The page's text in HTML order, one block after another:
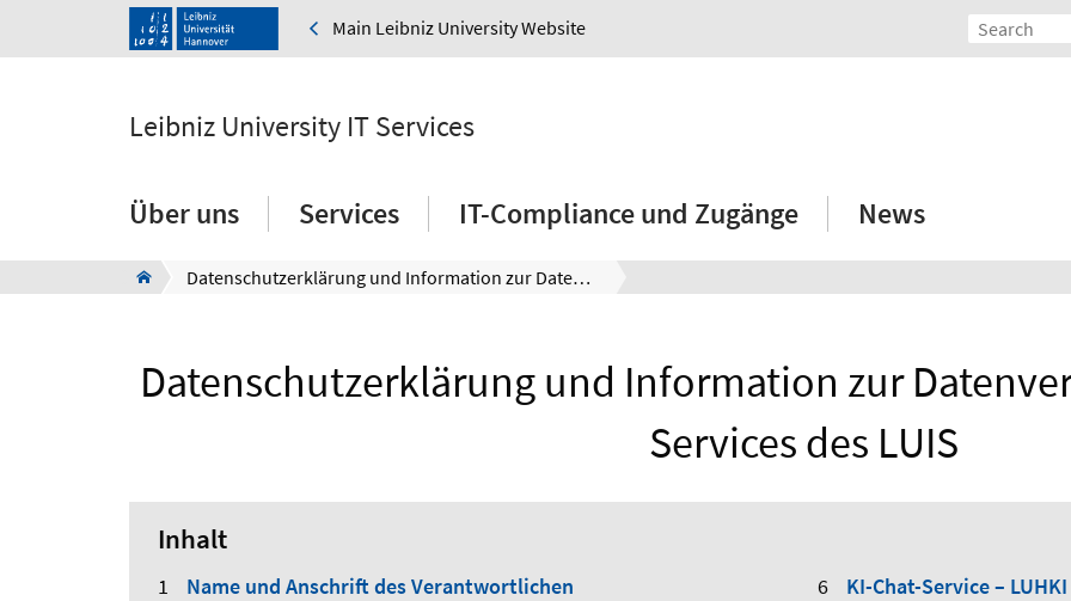
Main Leibniz University Website
Leibniz University IT Services
Über uns Services IT-Compliance und Zugänge News
Datenschutzerklärung und Information zur Datenverarbeitung zentraler IT-Services des LUIS
Datenschutzerklärung und Information zur
Services des LUIS
Inhalt
Name und Anschrift des Verantwortlichen
KI-Chat-Service – LUHKI